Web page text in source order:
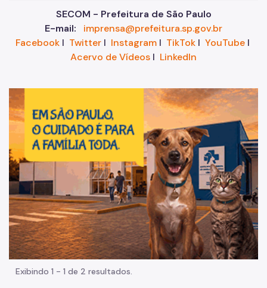
SECOM - Prefeitura de São Paulo
E-mail:
imprensa@prefeitura.sp.gov.br
FacebookI TwitterI InstagramI TikTokI YouTubeI
Acervo de Vídeos I LinkedIn
Exibindo 1 - 1 de 2 resultados.